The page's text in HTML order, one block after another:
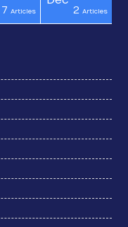
7 Articles 2 Articles